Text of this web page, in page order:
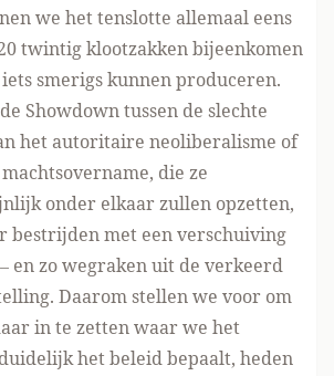
we het tenslotte allemaal eens
twintig klootzakken bijeenkomen
smerigs kunnen produceren.
Showdown tussen de slechte
het autoritaire neoliberalisme of
die ze
onder elkaar zullen opzetten,
bestrijden met een verschuiving
en zo wegraken uit de verkeerd
Daarom stellen we voor om
in te zetten waar we het
het beleid bepaalt, heden